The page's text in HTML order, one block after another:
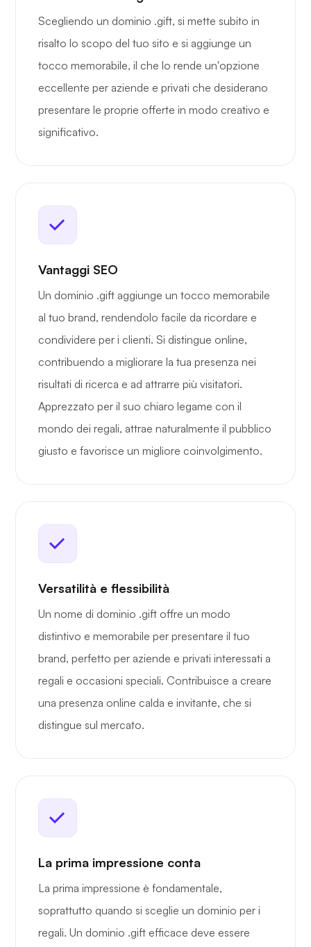
Scegliendo un dominio .gift, si mette subito in
risalto lo scopo del tuo sito e si aggiunge un
tocco memorabile, il che lo rende un'opzione
eccellente per aziende e privati che desiderano
presentare le proprie offerte in modo creativo e
significativo.
Vantaggi SEO
Un dominio .gift aggiunge un tocco memorabile
al tuo brand, rendendolo facile da ricordare e
condividere per i clienti. Si distingue online,
contribuendo a migliorare la tua presenza nei
risultati di ricerca e ad attrarre più visitatori.
Apprezzato per il suo chiaro legame con il
mondo dei regali, attrae naturalmente il pubblico
giusto e favorisce un migliore coinvolgimento.
Versatilità e flessibilità
Un nome di dominio .gift offre un modo
distintivo e memorabile per presentare il tuo
brand, perfetto per aziende e privati interessati a
regali e occasioni speciali. Contribuisce a creare
una presenza online calda e invitante, che si
distingue sul mercato.
La prima impressione conta
La prima impressione è fondamentale,
soprattutto quando si sceglie un dominio per i
regali. Un dominio .gift efficace deve essere